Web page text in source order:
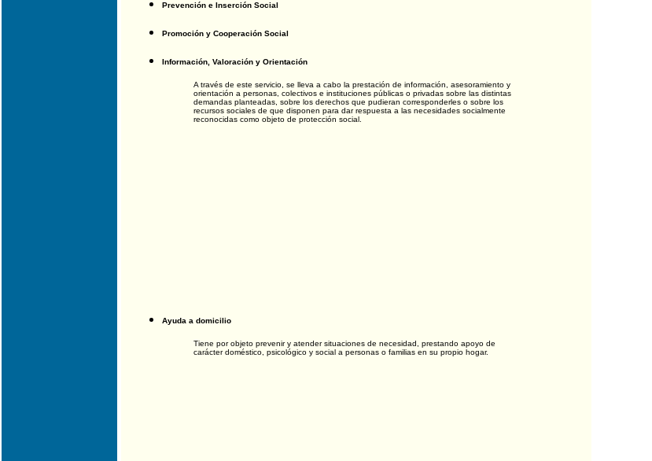
Prevención e Inserción Social
Promoción y Cooperación Social
Información, Valoración y Orientación
A través de este servicio, se lleva a cabo la prestación de información, asesoramiento y
orientación a personas, colectivos e instituciones públicas o privadas sobre las distintas
demandas planteadas, sobre los derechos que pudieran corresponderles o sobre los
recursos sociales de que disponen para dar respuesta a las necesidades socialmente
reconocidas como objeto de protección social.
Ayuda a domicilio
Tiene por objeto prevenir y atender situaciones de necesidad, prestando apoyo de
carácter doméstico, psicológico y social a personas o familias en su propio hogar.